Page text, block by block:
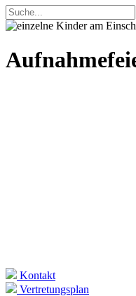
Kontakt
Vertretungsplan